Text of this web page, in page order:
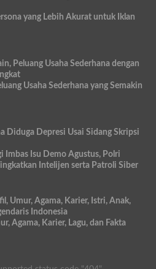
yang Lebih Akurat untuk Iklan
Peluang Usaha Sederhana dengan
Usaha Sederhana yang Semakin
Diduga Depresi Usai Sidang Skripsi
Imbas Isu Demo Agustus, Polri
Intelijen serta Patroli Siber
Umur, Agama, Karier, Istri, Anak,
Indonesia
Agama, Karier, Lagu, dan Fakta